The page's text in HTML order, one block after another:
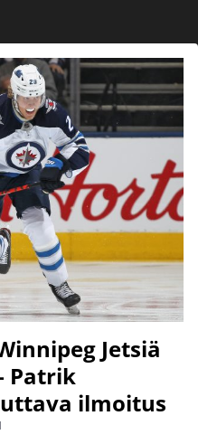
Jetsiä
Patrik
ilmoitus